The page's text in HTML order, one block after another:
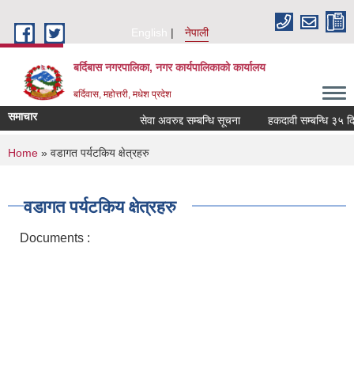
English
नेपाली
बर्दिबास नगरपालिका, नगर कार्यपालिकाको कार्यालय
बर्दिवास, महोत्तरी, मधेश प्रदेश
समाचार सेवा अवरुद्द सम्बन्धि सूचना हकदावी सम्बन्धि ३५ दिने
You are here
Home » वडागत पर्यटकिय क्षेत्रहरु
वडागत पर्यटकिय क्षेत्रहरु
Documents :